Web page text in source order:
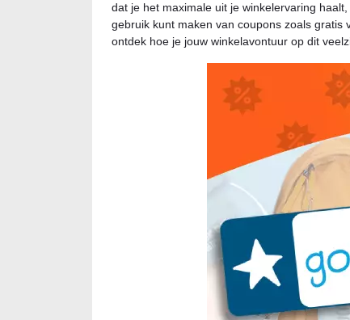
dat je het maximale uit je winkelervaring
gebruik kunt maken van coupons zoals gratis
ontdek hoe je jouw winkelavontuur op dit